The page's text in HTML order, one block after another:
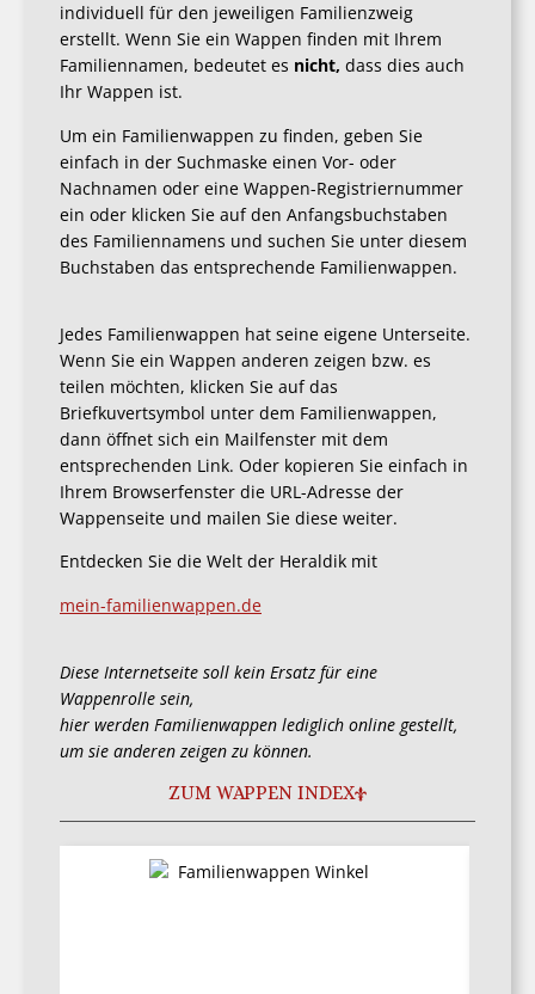
individuell für den jeweiligen Familienzweig
erstellt. Wenn Sie ein Wappen finden mit Ihrem
Familiennamen, bedeutet es nicht, dass dies auch
Ihr Wappen ist.
Um ein Familienwappen zu finden, geben Sie
einfach in der Suchmaske einen Vor- oder
Nachnamen oder eine Wappen-Registriernummer
ein oder klicken Sie auf den Anfangsbuchstaben
des Familiennamens und suchen Sie unter diesem
Buchstaben das entsprechende Familienwappen.
Jedes Familienwappen hat seine eigene Unterseite.
Wenn Sie ein Wappen anderen zeigen bzw. es
teilen möchten, klicken Sie auf das
Briefkuvertsymbol unter dem Familienwappen,
dann öffnet sich ein Mailfenster mit dem
entsprechenden Link. Oder kopieren Sie einfach in
Ihrem Browserfenster die URL-Adresse der
Wappenseite und mailen Sie diese weiter.
Entdecken Sie die Welt der Heraldik mit
mein-familienwappen.de
Diese Internetseite soll kein Ersatz für eine
Wappenrolle sein,
hier werden Familienwappen lediglich online gestellt,
um sie anderen zeigen zu können.
ZUM WAPPEN INDEX